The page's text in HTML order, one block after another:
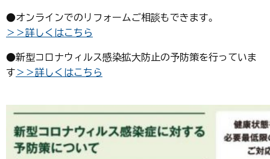
●オンラインでのリフォームご相談もできます。
＞＞詳しくはこちら
●新型コロナウィルス感染拡大防止の予防策を行っていま
す＞＞詳しくはこちら